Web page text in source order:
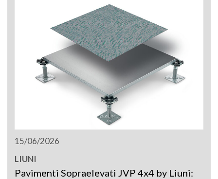
15/06/2026
LIUNI
Pavimenti Sopraelevati JVP 4x4 by Liuni: